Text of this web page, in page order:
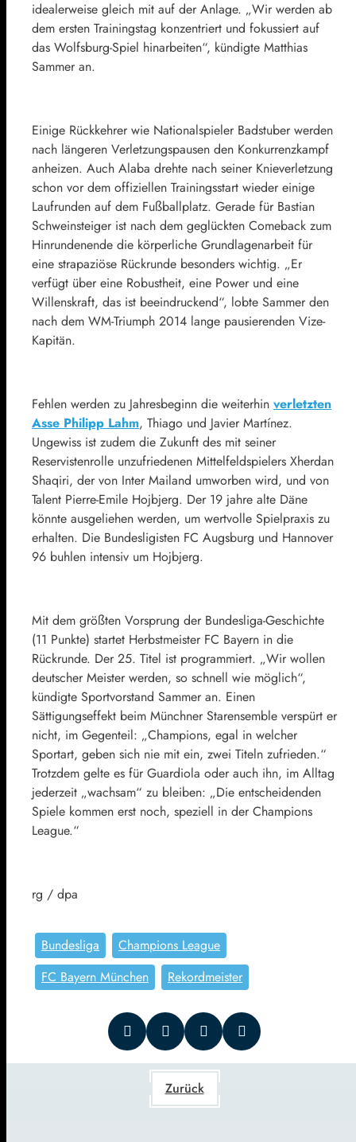
idealerweise gleich mit auf der Anlage. „Wir werden ab
dem ersten Trainingstag konzentriert und fokussiert auf
das Wolfsburg-Spiel hinarbeiten“, kündigte Matthias
Sammer an.
Einige Rückkehrer wie Nationalspieler Badstuber werden
nach längeren Verletzungspausen den Konkurrenzkampf
anheizen. Auch Alaba drehte nach seiner Knieverletzung
schon vor dem offiziellen Trainingsstart wieder einige
Laufrunden auf dem Fußballplatz. Gerade für Bastian
Schweinsteiger ist nach dem geglückten Comeback zum
Hinrundenende die körperliche Grundlagenarbeit für
eine strapaziöse Rückrunde besonders wichtig. „Er
verfügt über eine Robustheit, eine Power und eine
Willenskraft, das ist beeindruckend“, lobte Sammer den
nach dem WM-Triumph 2014 lange pausierenden Vize-
Kapitän.
Fehlen werden zu Jahresbeginn die weiterhin verletzten
Asse Philipp Lahm, Thiago und Javier Martínez.
Ungewiss ist zudem die Zukunft des mit seiner
Reservistenrolle unzufriedenen Mittelfeldspielers Xherdan
Shaqiri, der von Inter Mailand umworben wird, und von
Talent Pierre-Emile Hojbjerg. Der 19 jahre alte Däne
könnte ausgeliehen werden, um wertvolle Spielpraxis zu
erhalten. Die Bundesligisten FC Augsburg und Hannover
96 buhlen intensiv um Hojbjerg.
Mit dem größten Vorsprung der Bundesliga-Geschichte
(11 Punkte) startet Herbstmeister FC Bayern in die
Rückrunde. Der 25. Titel ist programmiert. „Wir wollen
deutscher Meister werden, so schnell wie möglich“,
kündigte Sportvorstand Sammer an. Einen
Sättigungseffekt beim Münchner Starensemble verspürt er
nicht, im Gegenteil: „Champions, egal in welcher
Sportart, geben sich nie mit ein, zwei Titeln zufrieden.“
Trotzdem gelte es für Guardiola oder auch ihn, im Alltag
jederzeit „wachsam“ zu bleiben: „Die entscheidenden
Spiele kommen erst noch, speziell in der Champions
League.“
rg / dpa
Bundesliga
Champions League
FC Bayern München
Rekordmeister
Zurück